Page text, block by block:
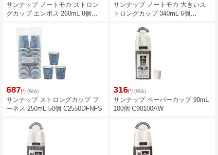
サンナップ ノートモカ ストロン
グカップ エンボス 260mL 8個
サンナップ ノートモカ 大きいス
トロングカップ 340mL 6個
687円 (税込)
サンナップ ストロングカップ フ
ーネス 250mL 50個 C2550DFNFS
316円 (税込)
サンナップ ペーパーカップ 90mL
100個 C90100AW